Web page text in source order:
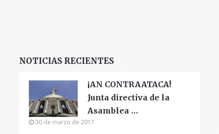
NOTICIAS RECIENTES
¡AN CONTRAATACA!
Junta directiva de la
Asamblea …
30 de marzo de 2017